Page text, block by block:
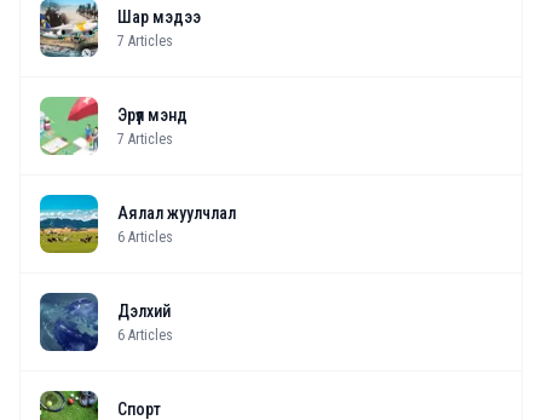
Шар мэдээ
7 Articles
Эрүүл мэнд
7 Articles
Аялал жуулчлал
6 Articles
Дэлхий
6 Articles
Спорт